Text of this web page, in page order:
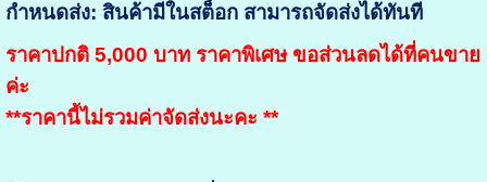
กำหนดส่ง: สินค้ามีในสต็อก สามารถจัดส่งได้ทันที
ราคาปกติ 5,000 บาท ราคาพิเศษ ขอส่วนลดได้ที่คนขาย
ค่ะ
**ราคานี้ไม่รวมค่าจัดส่งนะคะ **